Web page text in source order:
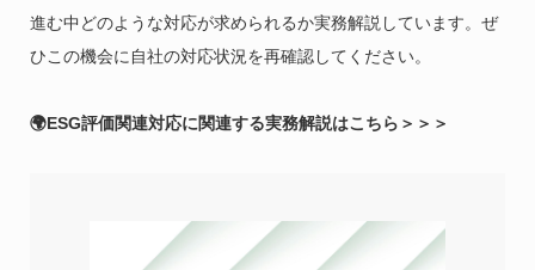
進む中どのような対応が求められるか実務解説しています。ぜ
ひこの機会に自社の対応状況を再確認してください。
🌍ESG評価関連対応に関連する実務解説はこちら＞＞＞